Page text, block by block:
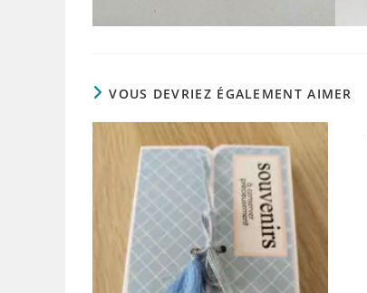
VOUS DEVRIEZ ÉGALEMENT AIMER